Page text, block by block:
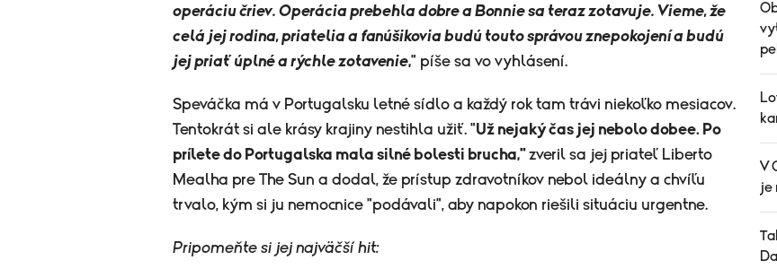
operáciu čriev. Operácia prebehla dobre a Bonnie sa teraz zotavuje. Vieme, že
celá jej rodina, priatelia a fanúšikovia budú touto správou znepokojení a budú
jej priať úplné a rýchle zotavenie," píše sa vo vyhlásení.
Speváčka má v Portugalsku letné sídlo a každý rok tam trávi niekoľko mesiacov.
Tentokrát si ale krásy krajiny nestihla užiť. "Už nejaký čas jej nebolo dobee. Po
prílete do Portugalska mala silné bolesti brucha,"zveril sa jej priateľ Liberto
Mealha pre The Sun a dodal, že prístup zdravotníkov nebol ideálny a chvíľu
trvalo, kým si ju nemocnice "podávali", aby napokon riešili situáciu urgentne.
Pripomeňte si jej najväčší hit:
V
je